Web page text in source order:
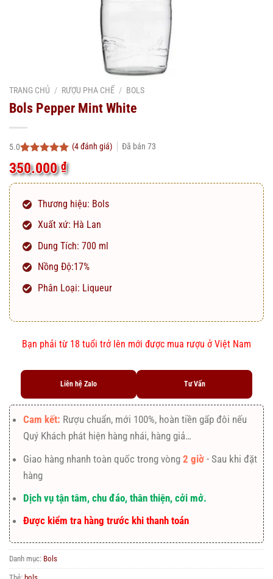
TRANG CHỦ / RƯỢU PHA CHẾ / BOLS
Bols Pepper Mint White
5.0
5.0 trên 5
dựa trên
4
đánh giá
(4đánh giá) Đã bán 73
350.000₫
Thương hiệu: Bols
Xuất xứ: Hà Lan
Dung Tích: 700 ml
Nồng Độ:17%
Phân Loại: Liqueur
Bạn phải từ 18 tuổi trở lên mới được mua rượu ở Việt Nam
Liên hệ Zalo Tư Vấn
Cam kết: Rượu chuẩn, mới 100%, hoàn tiền gấp đôi nếu
Quý Khách phát hiện hàng nhái, hàng giả…
Giao hàng nhanh toàn quốc trong vòng2 giờ - Sau khi đặt
hàng
Dịch vụ tận tâm, chu đáo, thân thiện, cởi mở.
Được kiểm tra hàng trước khi thanh toán
Danh mục: Bols